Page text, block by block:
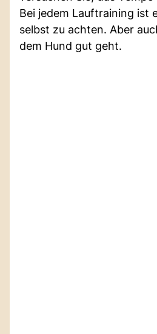
Bei jedem Lauftraining ist
selbst zu achten. Aber
dem Hund gut geht.